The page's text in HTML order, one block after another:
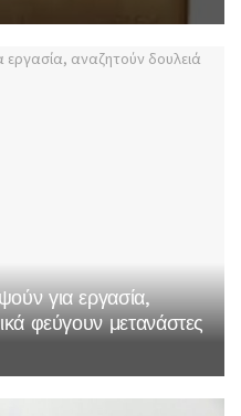
για εργασία,
φεύγουν μετανάστες